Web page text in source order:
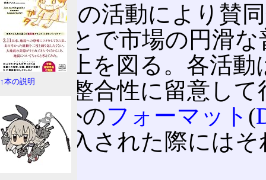
これらの活動により賛
めることで市場の円滑
足度向上を図る。各活
動との整合性に留意し
RW以外のフォーマット (
場に導入された際には
る。
↑本の説明